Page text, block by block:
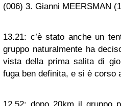
(006) 3. Gianni MEERSMAN
13.21: c’è stato anche un
gruppo naturalmente ha
vista della prima salita di
fuga ben definita, e si è corso